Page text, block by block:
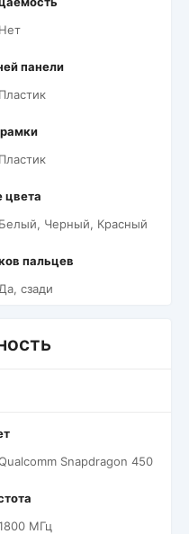
Нет
панели
Пластик
Пластик
цвета
Белый, Черный, Красный
пальцев
Да, сзади
Snapdragon 450
МГц